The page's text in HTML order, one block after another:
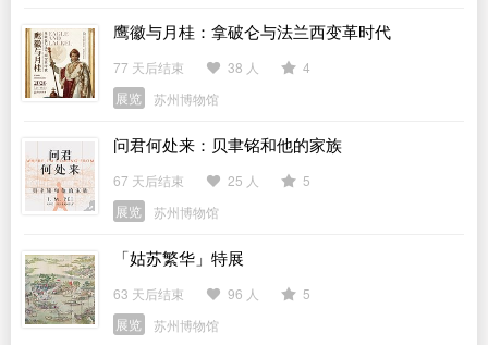
鹰徽与月桂：拿破仑与法兰西变革时代
77 天后结束 38 人
4
展览
苏州博物馆
问君何处来：贝聿铭和他的家族
67 天后结束 25 人
5
展览
苏州博物馆
「姑苏繁华」特展
63 天后结束 96 人
5
展览
苏州博物馆